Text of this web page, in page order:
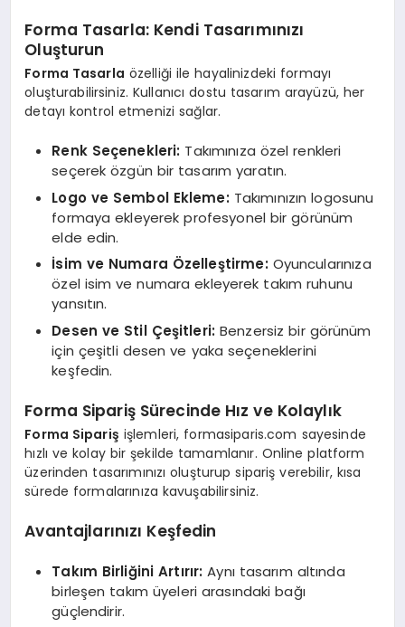
Forma Tasarla: Kendi Tasarımınızı
Oluşturun
Forma Tasarla özelliği ile hayalinizdeki formayı
oluşturabilirsiniz. Kullanıcı dostu tasarım arayüzü, her
detayı kontrol etmenizi sağlar.
Renk Seçenekleri: Takımınıza özel renkleri
seçerek özgün bir tasarım yaratın.
Logo ve Sembol Ekleme: Takımınızın logosunu
formaya ekleyerek profesyonel bir görünüm
elde edin.
İsim ve Numara Özelleştirme: Oyuncularınıza
özel isim ve numara ekleyerek takım ruhunu
yansıtın.
Desen ve Stil Çeşitleri: Benzersiz bir görünüm
için çeşitli desen ve yaka seçeneklerini
keşfedin.
Forma Sipariş Sürecinde Hız ve Kolaylık
Forma Sipariş işlemleri, formasiparis.com sayesinde
hızlı ve kolay bir şekilde tamamlanır. Online platform
üzerinden tasarımınızı oluşturup sipariş verebilir, kısa
sürede formalarınıza kavuşabilirsiniz.
Avantajlarınızı Keşfedin
Takım Birliğini Artırır: Aynı tasarım altında
birleşen takım üyeleri arasındaki bağı
güçlendirir.